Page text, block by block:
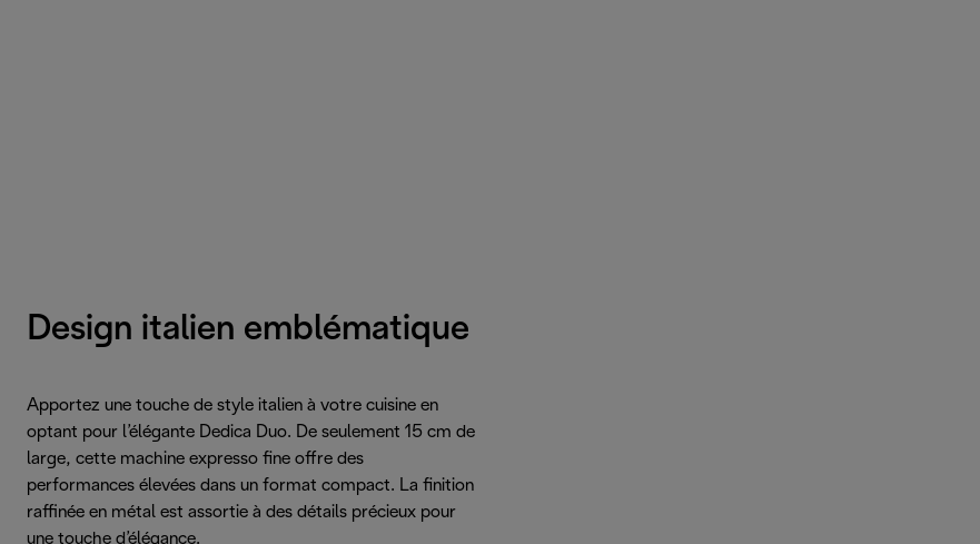
Design italien emblématique
Apportez une touche de style italien à votre cuisine en
optant pour l’élégante Dedica Duo. De seulement 15 cm de
large, cette machine expresso fine offre des
performances élevées dans un format compact. La finition
raffinée en métal est assortie à des détails précieux pour
une touche d’élégance.